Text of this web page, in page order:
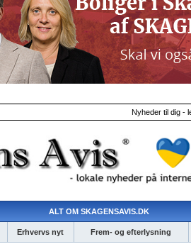
Nyheder til dig -
ALT OM SKAGENSAVIS.DK
Erhvervs nyt Frem- og efterlysning